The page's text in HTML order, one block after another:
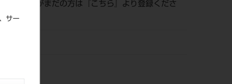
サー
会員登録がまだの方は『
こちら
』より登録くださ